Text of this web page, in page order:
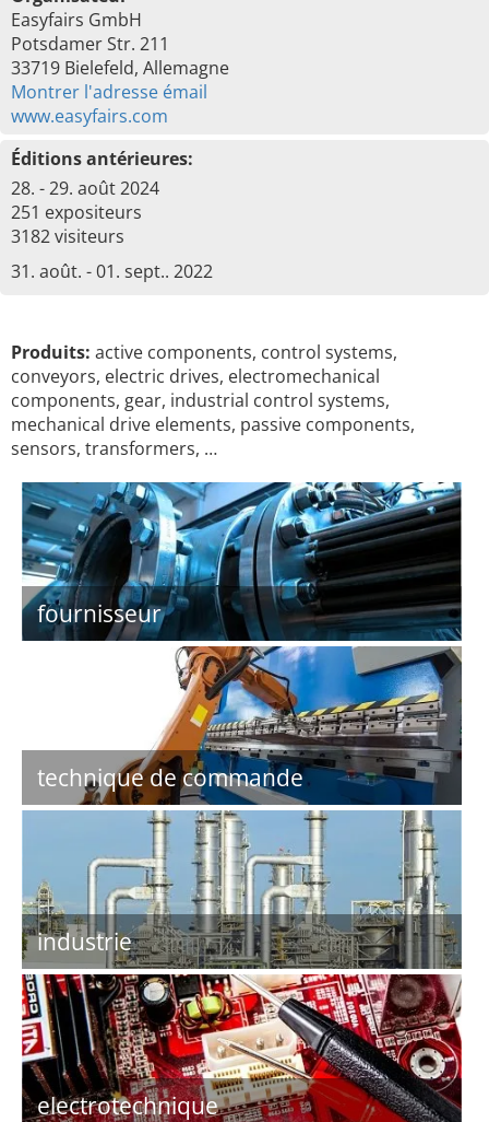
Easyfairs GmbH
Potsdamer Str. 211
33719 Bielefeld, Allemagne
Montrer l'adresse émail
www.easyfairs.com
Éditions antérieures:
28. - 29. août 2024
251 expositeurs
3182 visiteurs
31. août. - 01. sept.. 2022
Produits: active components, control systems,
conveyors, electric drives, electromechanical
components, gear, industrial control systems,
mechanical drive elements, passive components,
sensors, transformers, …
fournisseur
technique de commande
industrie
electrotechnique